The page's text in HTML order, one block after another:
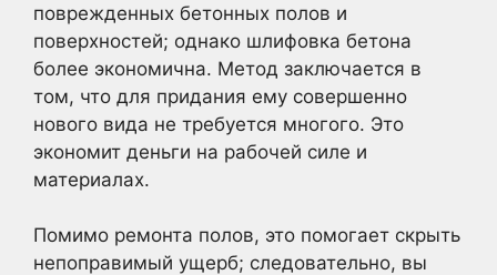
поврежденных бетонных полов и
поверхностей; однако шлифовка бетона
более экономична. Метод заключается в
том, что для придания ему совершенно
нового вида не требуется многого. Это
экономит деньги на рабочей силе и
материалах.
Помимо ремонта полов, это помогает скрыть
непоправимый ущерб; следовательно, вы